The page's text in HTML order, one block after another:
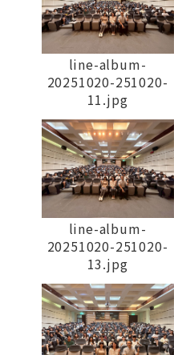
line-album-
20251020-251020-
11.jpg
line-album-
20251020-251020-
13.jpg